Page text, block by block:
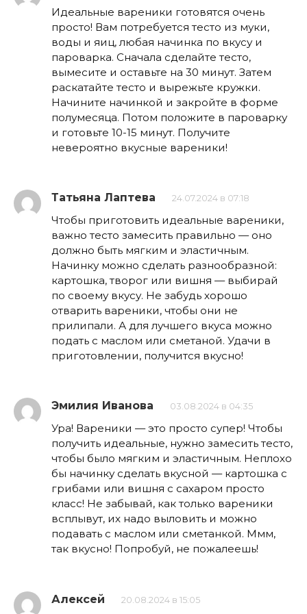
Идеальные вареники готовятся очень
просто! Вам потребуется тесто из муки,
воды и яиц, любая начинка по вкусу и
пароварка. Сначала сделайте тесто,
вымесите и оставьте на 30 минут. Затем
раскатайте тесто и вырежьте кружки.
Начините начинкой и закройте в форме
полумесяца. Потом положите в пароварку
и готовьте 10-15 минут. Получите
невероятно вкусные вареники!
Татьяна Лаптева 24.07.2024 в 07:18
Чтобы приготовить идеальные вареники,
важно тесто замесить правильно — оно
должно быть мягким и эластичным.
Начинку можно сделать разнообразной:
картошка, творог или вишня — выбирай
по своему вкусу. Не забудь хорошо
отварить вареники, чтобы они не
прилипали. А для лучшего вкуса можно
подать с маслом или сметаной. Удачи в
приготовлении, получится вкусно!
Эмилия Иванова 03.08.2024 в 04:35
Ура! Вареники — это просто супер! Чтобы
получить идеальные, нужно замесить тесто,
чтобы было мягким и эластичным. Неплохо
бы начинку сделать вкусной — картошка с
грибами или вишня с сахаром просто
класс! Не забывай, как только вареники
всплывут, их надо выловить и можно
подавать с маслом или сметанкой. Ммм,
так вкусно! Попробуй, не пожалеешь!
Алексей 20.08.2024 в 15:05